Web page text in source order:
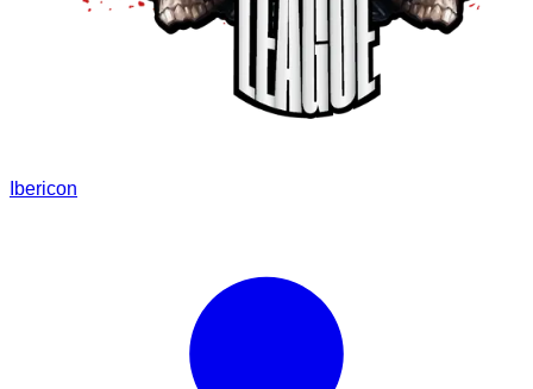
Ibericon